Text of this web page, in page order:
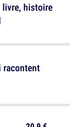
livre, histoire
racontent